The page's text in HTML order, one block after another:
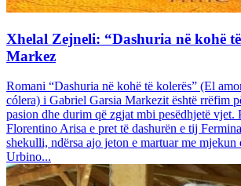
Xhelal Zejneli: “Dashuria në kohë
Markez
Romani “Dashuria në kohë të kolerës” (El
cólera) i Gabriel Garsia Markezit është rrëfim
pasion dhe durim që zgjat mbi pesëdhjetë vjet.
Florentino Arisa e pret të dashurën e tij
shekulli, ndërsa ajo jeton e martuar me mjekun
Urbino...